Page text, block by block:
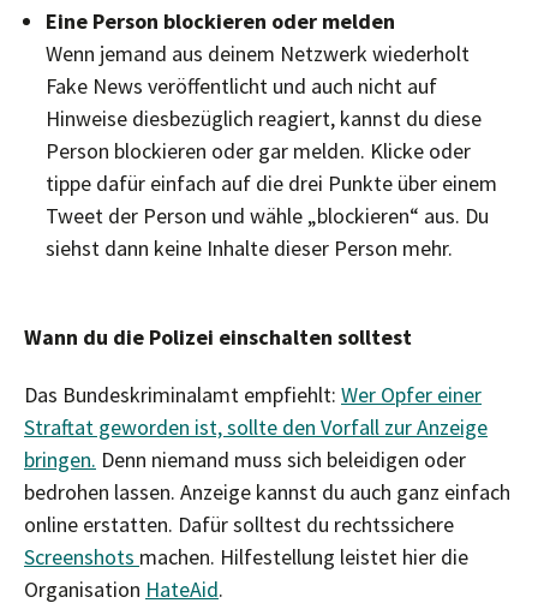
Eine Person blockieren oder melden
Wenn jemand aus deinem Netzwerk wiederholt
Fake News veröffentlicht und auch nicht auf
Hinweise diesbezüglich reagiert, kannst du diese
Person blockieren oder gar melden. Klicke oder
tippe dafür einfach auf die drei Punkte über einem
Tweet der Person und wähle „blockieren“ aus. Du
siehst dann keine Inhalte dieser Person mehr.
Wann du die Polizei einschalten solltest
Das Bundeskriminalamt empfiehlt: Wer Opfer einer
Straftat geworden ist, sollte den Vorfall zur Anzeige
bringen. Denn niemand muss sich beleidigen oder
bedrohen lassen. Anzeige kannst du auch ganz einfach
online erstatten. Dafür solltest du rechtssichere
Screenshots machen. Hilfestellung leistet hier die
Organisation HateAid.